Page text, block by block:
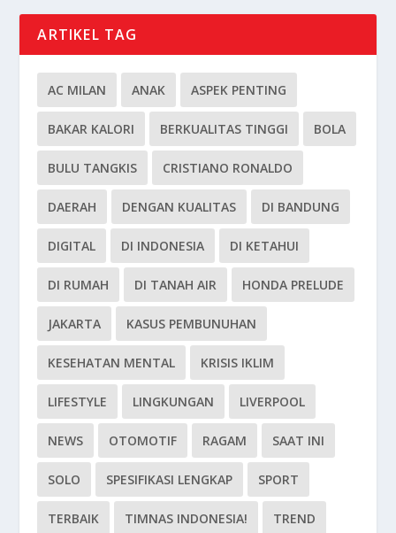
ARTIKEL TAG
AC MILAN ANAK ASPEK PENTING
BAKAR KALORI BERKUALITAS TINGGI BOLA
BULU TANGKIS CRISTIANO RONALDO
DAERAH DENGAN KUALITAS DI BANDUNG
DIGITAL DI INDONESIA DI KETAHUI
DI RUMAH DI TANAH AIR HONDA PRELUDE
JAKARTA KASUS PEMBUNUHAN
KESEHATAN MENTAL KRISIS IKLIM
LIFESTYLE LINGKUNGAN LIVERPOOL
NEWS OTOMOTIF RAGAM SAAT INI
SOLO SPESIFIKASI LENGKAP SPORT
TERBAIK TIMNAS INDONESIA! TREND